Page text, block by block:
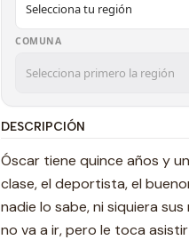
COMUNA
DESCRIPCIÓN
Óscar tiene quince años y
clase, el deportista, el
nadie lo sabe, ni siquiera
no va a ir, pero le toca